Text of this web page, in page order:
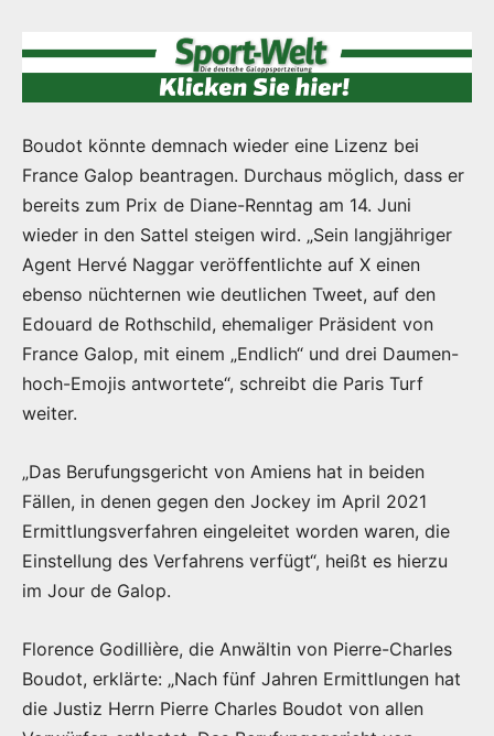
Boudot könnte demnach wieder eine Lizenz bei
France Galop beantragen. Durchaus möglich, dass er
bereits zum Prix de Diane-Renntag am 14. Juni
wieder in den Sattel steigen wird. „Sein langjähriger
Agent Hervé Naggar veröffentlichte auf X einen
ebenso nüchternen wie deutlichen Tweet, auf den
Edouard de Rothschild, ehemaliger Präsident von
France Galop, mit einem „Endlich“ und drei Daumen-
hoch-Emojis antwortete“, schreibt die Paris Turf
weiter.
„Das Berufungsgericht von Amiens hat in beiden
Fällen, in denen gegen den Jockey im April 2021
Ermittlungsverfahren eingeleitet worden waren, die
Einstellung des Verfahrens verfügt“, heißt es hierzu
im Jour de Galop.
Florence Godillière, die Anwältin von Pierre-Charles
Boudot, erklärte: „Nach fünf Jahren Ermittlungen hat
die Justiz Herrn Pierre Charles Boudot von allen